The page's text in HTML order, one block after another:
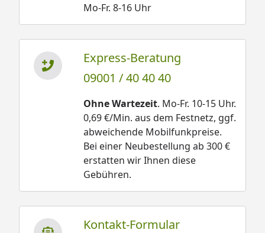
Mo-Fr. 8-16 Uhr
Express-Beratung
09001 / 40 40 40
Ohne Wartezeit. Mo-Fr. 10-15 Uhr.
0,69 €/Min. aus dem Festnetz, ggf.
abweichende Mobilfunkpreise.
Bei einer Neubestellung ab 300 €
erstatten wir Ihnen diese
Gebühren.
Kontakt-Formular